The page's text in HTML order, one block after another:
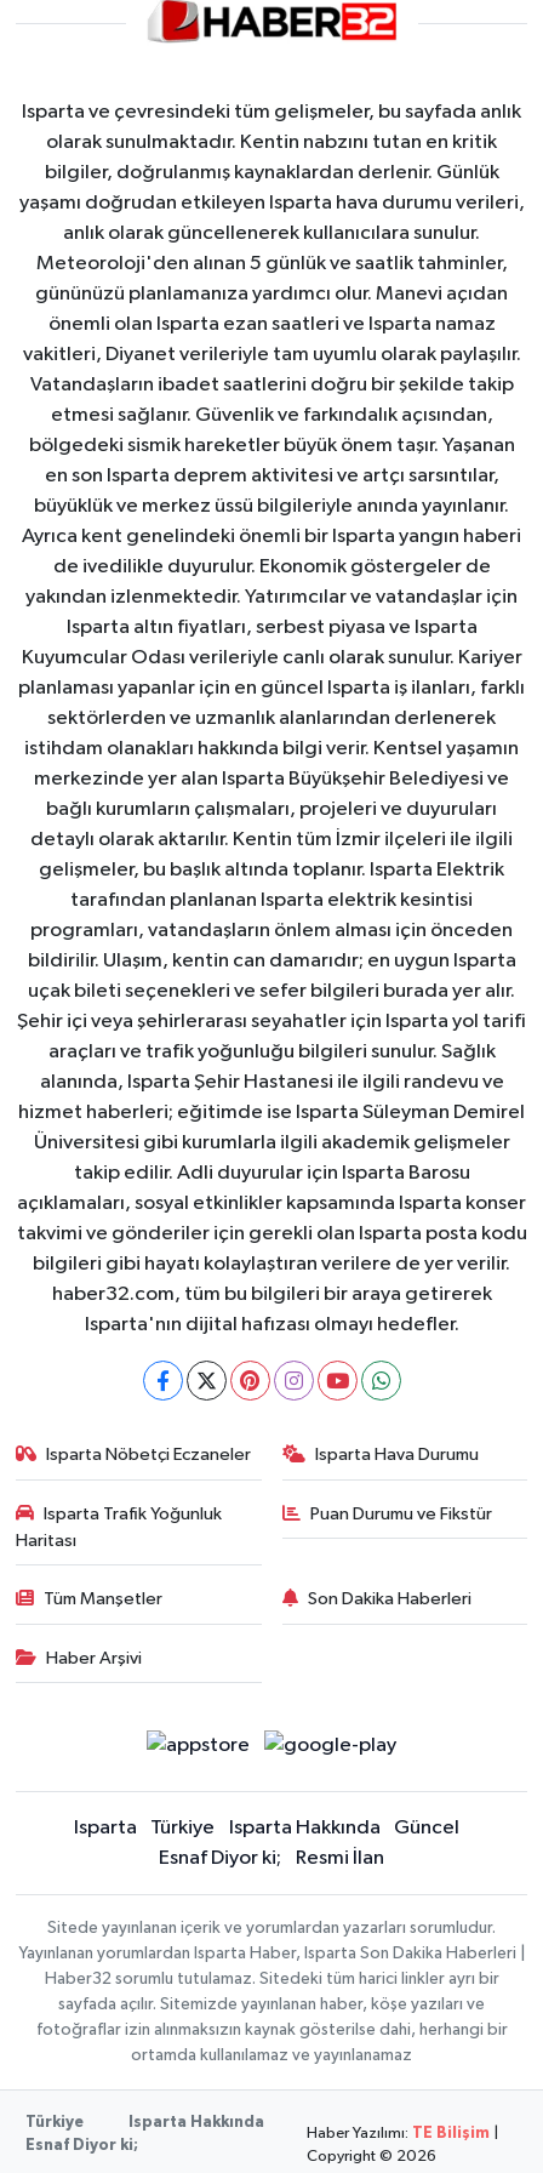
Isparta ve çevresindeki tüm gelişmeler, bu sayfada anlık
olarak sunulmaktadır. Kentin nabzını tutan en kritik
bilgiler, doğrulanmış kaynaklardan derlenir. Günlük
yaşamı doğrudan etkileyen Isparta hava durumu verileri,
anlık olarak güncellenerek kullanıcılara sunulur.
Meteoroloji'den alınan 5 günlük ve saatlik tahminler,
gününüzü planlamanıza yardımcı olur. Manevi açıdan
önemli olan Isparta ezan saatleri ve Isparta namaz
vakitleri, Diyanet verileriyle tam uyumlu olarak paylaşılır.
Vatandaşların ibadet saatlerini doğru bir şekilde takip
etmesi sağlanır. Güvenlik ve farkındalık açısından,
bölgedeki sismik hareketler büyük önem taşır. Yaşanan
en son Isparta deprem aktivitesi ve artçı sarsıntılar,
büyüklük ve merkez üssü bilgileriyle anında yayınlanır.
Ayrıca kent genelindeki önemli bir Isparta yangın haberi
de ivedilikle duyurulur. Ekonomik göstergeler de
yakından izlenmektedir. Yatırımcılar ve vatandaşlar için
Isparta altın fiyatları, serbest piyasa ve Isparta
Kuyumcular Odası verileriyle canlı olarak sunulur. Kariyer
planlaması yapanlar için en güncel Isparta iş ilanları, farklı
sektörlerden ve uzmanlık alanlarından derlenerek
istihdam olanakları hakkında bilgi verir. Kentsel yaşamın
merkezinde yer alan Isparta Büyükşehir Belediyesi ve
bağlı kurumların çalışmaları, projeleri ve duyuruları
detaylı olarak aktarılır. Kentin tüm İzmir ilçeleri ile ilgili
gelişmeler, bu başlık altında toplanır. Isparta Elektrik
tarafından planlanan Isparta elektrik kesintisi
programları, vatandaşların önlem alması için önceden
bildirilir. Ulaşım, kentin can damarıdır; en uygun Isparta
uçak bileti seçenekleri ve sefer bilgileri burada yer alır.
Şehir içi veya şehirlerarası seyahatler için Isparta yol tarifi
araçları ve trafik yoğunluğu bilgileri sunulur. Sağlık
alanında, Isparta Şehir Hastanesi ile ilgili randevu ve
hizmet haberleri; eğitimde ise Isparta Süleyman Demirel
Üniversitesi gibi kurumlarla ilgili akademik gelişmeler
takip edilir. Adli duyurular için Isparta Barosu
açıklamaları, sosyal etkinlikler kapsamında Isparta konser
takvimi ve gönderiler için gerekli olan Isparta posta kodu
bilgileri gibi hayatı kolaylaştıran verilere de yer verilir.
haber32.com, tüm bu bilgileri bir araya getirerek
Isparta'nın dijital hafızası olmayı hedefler.
Isparta Nöbetçi Eczaneler Isparta Hava Durumu
Isparta Trafik Yoğunluk
Haritası
Puan Durumu ve Fikstür
Tüm Manşetler Son Dakika Haberleri
Haber Arşivi
Isparta Türkiye Isparta Hakkında
Güncel
Esnaf Diyor ki;
Resmi İlan
Sitede yayınlanan içerik ve yorumlardan yazarları sorumludur.
Yayınlanan yorumlardan Isparta Haber, Isparta Son Dakika Haberleri |
Haber32 sorumlu tutulamaz. Sitedeki tüm harici linkler ayrı bir
sayfada açılır. Sitemizde yayınlanan haber, köşe yazıları ve
fotoğraflar izin alınmaksızın kaynak gösterilse dahi, herhangi bir
ortamda kullanılamaz ve yayınlanamaz
Türkiye
Isparta Hakkında
Esnaf Diyor ki;
Haber Yazılımı: TE Bilişim
Copyright © 2026